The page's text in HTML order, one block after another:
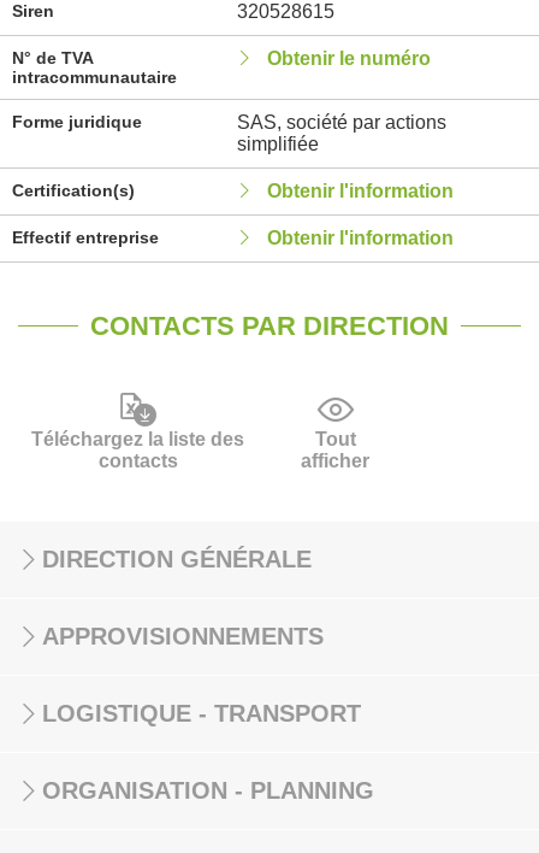
Siren 320528615
N° de TVA
intracommunautaire
Obtenir le numéro
Forme juridique
SAS, société par actions
simplifiée
Certification(s) Obtenir l'information
Effectif entreprise Obtenir l'information
CONTACTS PAR DIRECTION
Téléchargez la liste des
contacts
Tout
afficher
DIRECTION GÉNÉRALE
APPROVISIONNEMENTS
LOGISTIQUE - TRANSPORT
ORGANISATION - PLANNING